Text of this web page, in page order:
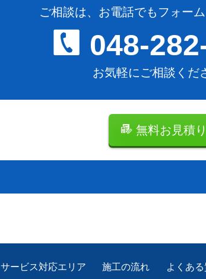
ご相談は、お電話でもフォーム
048-
お気軽にご相談くだ
無料お見積り
サービス対応エリア 施工の流れ よくある